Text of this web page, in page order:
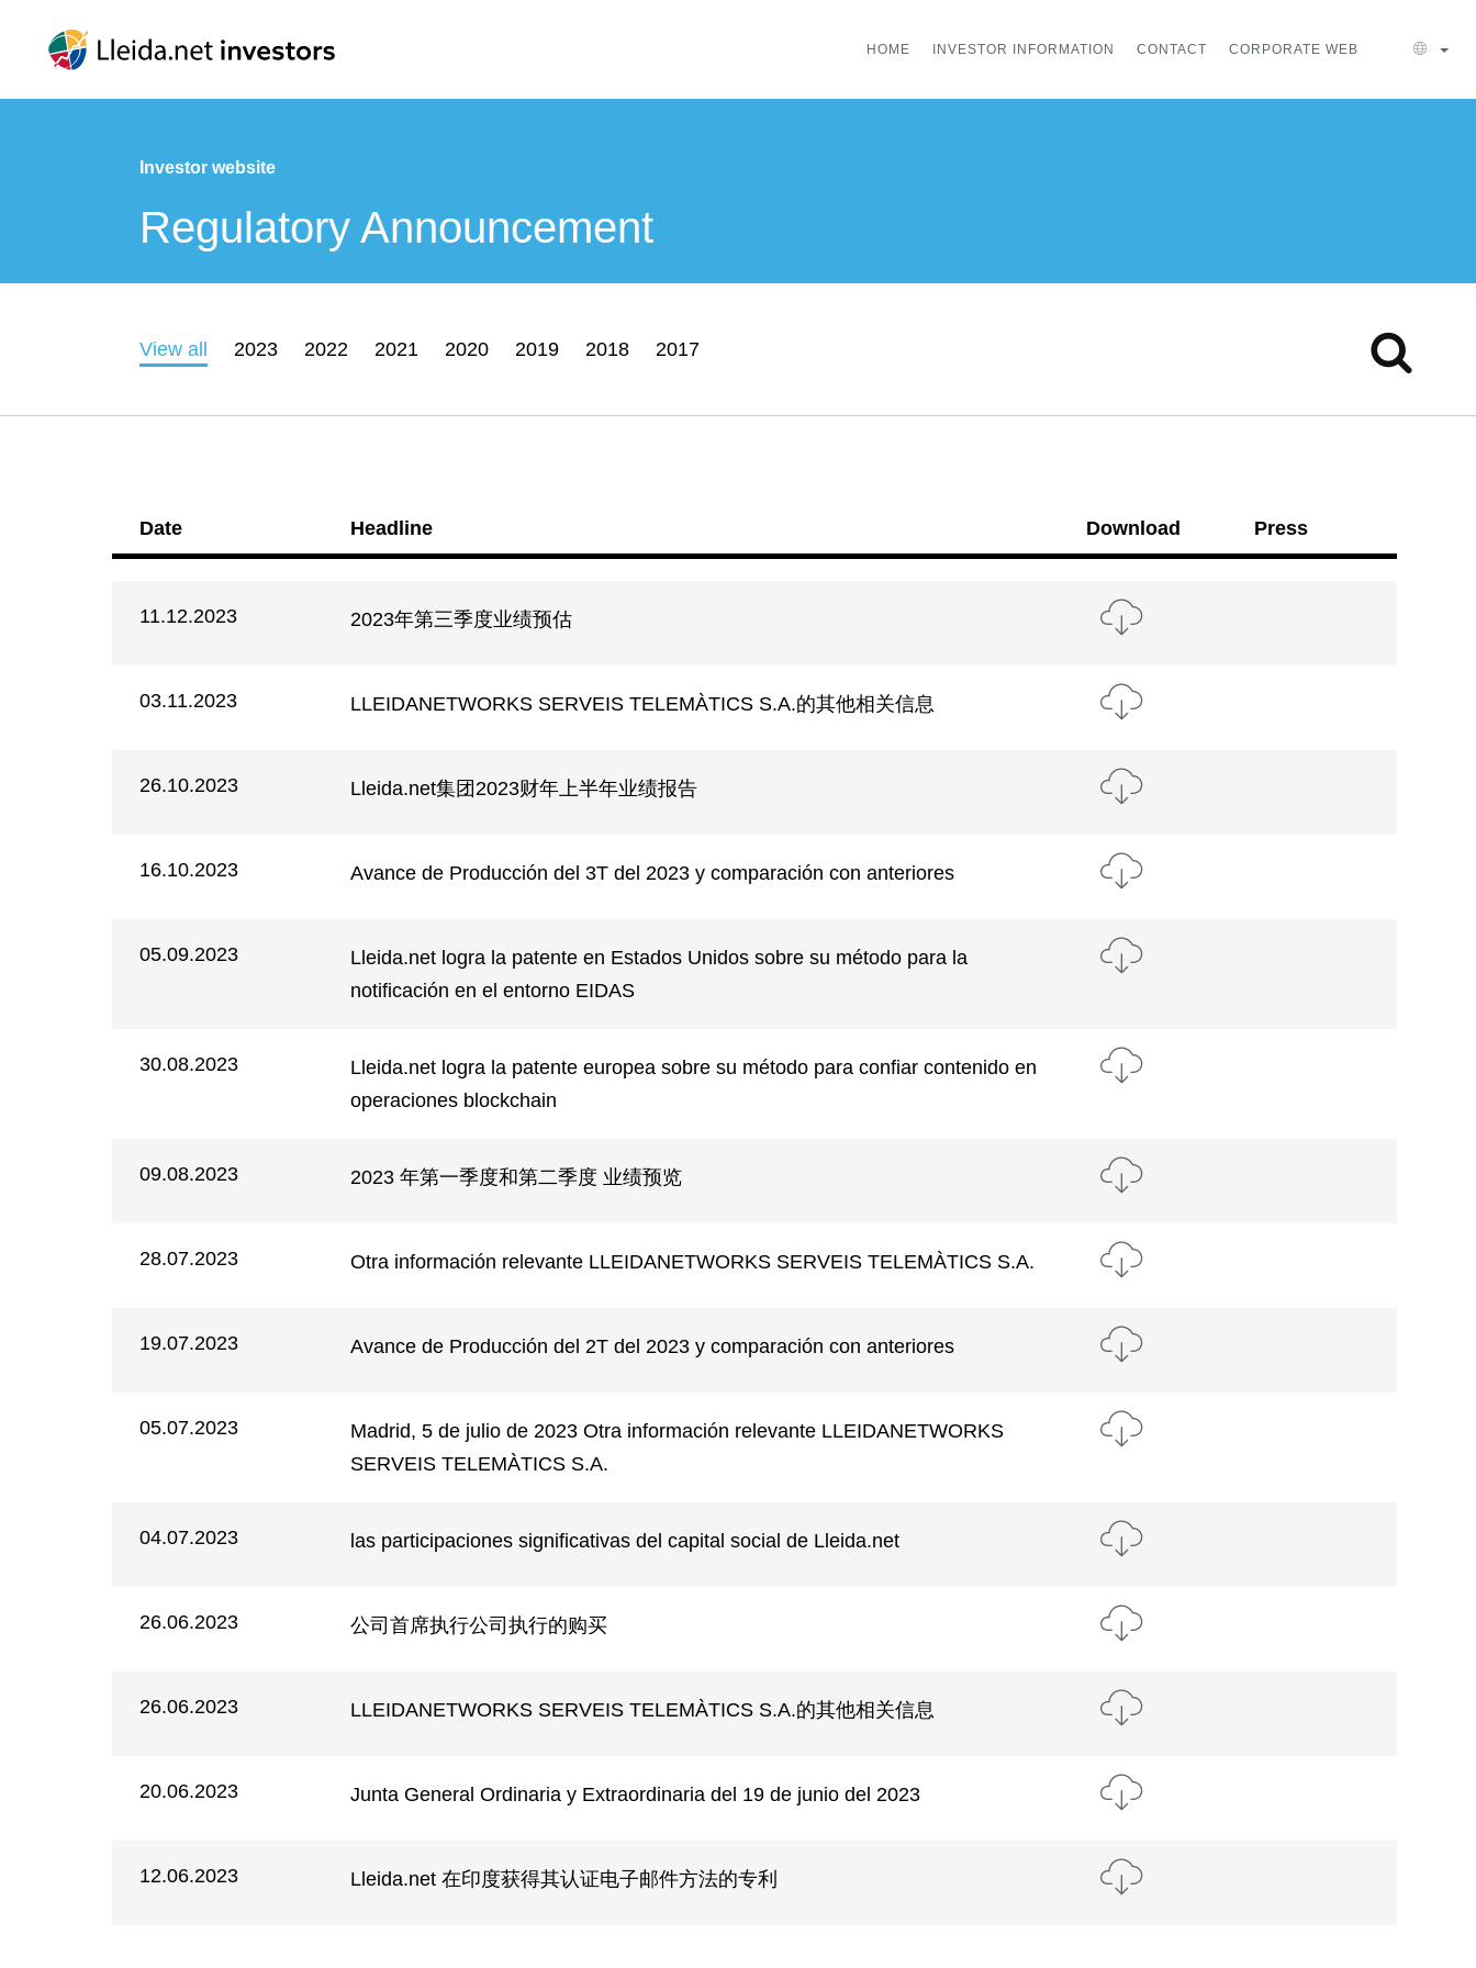
HOME INVESTOR INFORMATION CONTACT CORPORATE WEB
Investor website
Regulatory Announcement
View all 2023 2022 2021 2020 2019 2018 2017
Date Headline Download Press
11.12.2023 2023年第三季度业绩预估
03.11.2023 LLEIDANETWORKS SERVEIS TELEMÀTICS S.A.的其他相关信息
26.10.2023 Lleida.net集团2023财年上半年业绩报告
16.10.2023 Avance de Producción del 3T del 2023 y comparación con anteriores
05.09.2023
Lleida.net logra la patente en Estados Unidos sobre su método para la
notificación en el entorno EIDAS
30.08.2023
Lleida.net logra la patente europea sobre su método para confiar contenido en
operaciones blockchain
09.08.2023 2023 年第一季度和第二季度 业绩预览
28.07.2023 Otra información relevante LLEIDANETWORKS SERVEIS TELEMÀTICS S.A.
19.07.2023 Avance de Producción del 2T del 2023 y comparación con anteriores
05.07.2023
Madrid, 5 de julio de 2023 Otra información relevante LLEIDANETWORKS
SERVEIS TELEMÀTICS S.A.
04.07.2023 las participaciones significativas del capital social de Lleida.net
26.06.2023 公司首席执行公司执行的购买
26.06.2023 LLEIDANETWORKS SERVEIS TELEMÀTICS S.A.的其他相关信息
20.06.2023 Junta General Ordinaria y Extraordinaria del 19 de junio del 2023
12.06.2023 Lleida.net 在印度获得其认证电子邮件方法的专利